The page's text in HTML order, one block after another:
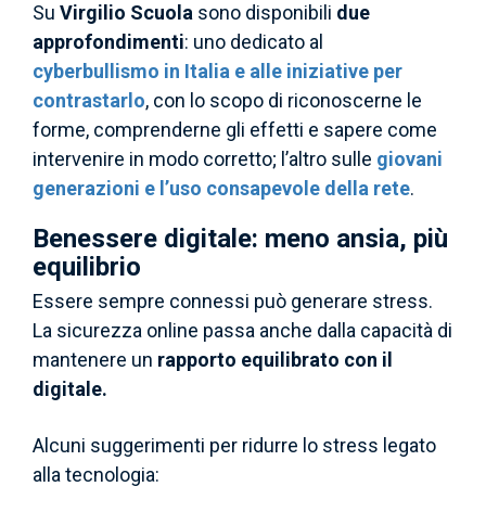
Su Virgilio Scuola sono disponibili due
approfondimenti: uno dedicato al
cyberbullismo in Italia e alle iniziative per
contrastarlo, con lo scopo di riconoscerne le
forme, comprenderne gli effetti e sapere come
intervenire in modo corretto; l’altro sulle giovani
generazioni e l’uso consapevole della rete.
Benessere digitale: meno ansia, più
equilibrio
Essere sempre connessi può generare stress.
La sicurezza online passa anche dalla capacità di
mantenere un rapporto equilibrato con il
digitale.
Alcuni suggerimenti per ridurre lo stress legato
alla tecnologia: